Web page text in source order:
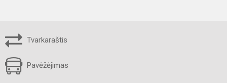
Tvarkaraštis
Pavėžėjimas